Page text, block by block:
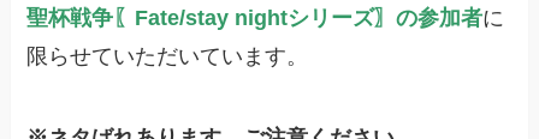
聖杯戦争〖Fate/stay nightシリーズ〗の参加者に
限らせていただいています。